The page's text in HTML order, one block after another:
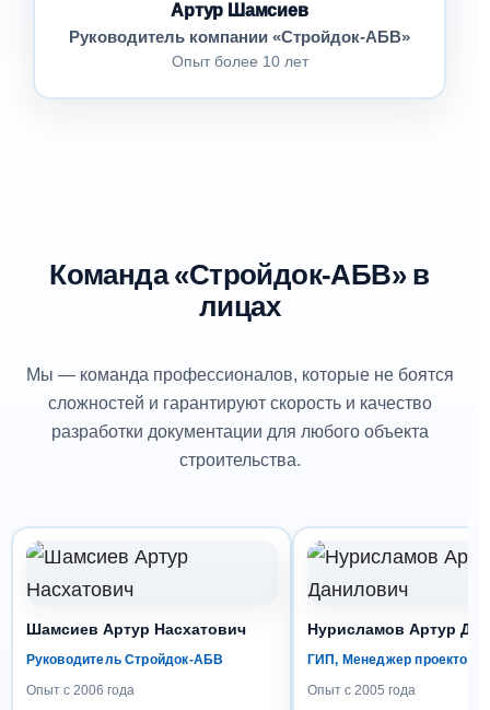
Артур Шамсиев
Руководитель компании «Стройдок-АБВ»
Опыт более 10 лет
Команда «Стройдок-АБВ» в
лицах
Мы — команда профессионалов, которые не боятся
сложностей и гарантируют скорость и качество
разработки документации для любого объекта
строительства.
Шамсиев Артур Насхатович
Руководитель Стройдок-АБВ
Опыт с 2006 года
Нурисламов Артур
ГИП, Менеджер проектов
Опыт с 2005 года